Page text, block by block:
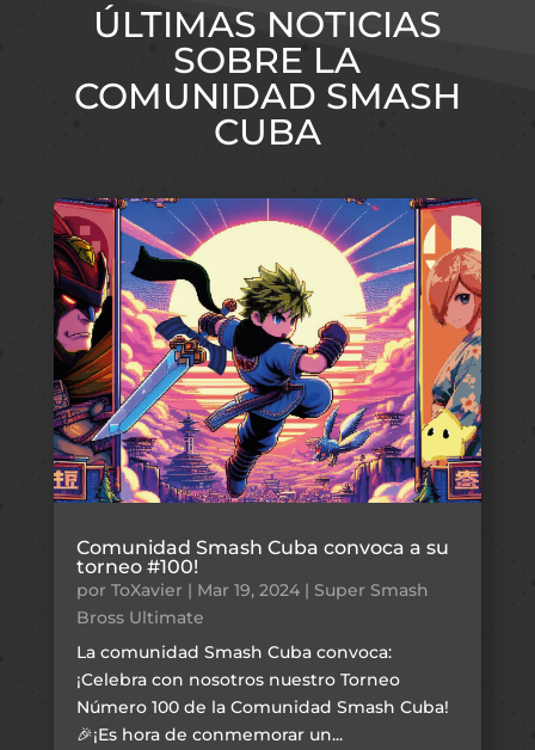
ÚLTIMAS NOTICIAS
SOBRE LA
COMUNIDAD SMASH
CUBA
Comunidad Smash Cuba convoca a su
torneo #100!
por ToXavier | Mar 19, 2024| Super Smash
Bross Ultimate
La comunidad Smash Cuba convoca:
¡Celebra con nosotros nuestro Torneo
Número 100 de la Comunidad Smash Cuba!
🎉¡Es hora de conmemorar un...